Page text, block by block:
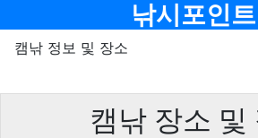
낚시포인트
캠낚 정보 및 장소
캠낚 장소 및